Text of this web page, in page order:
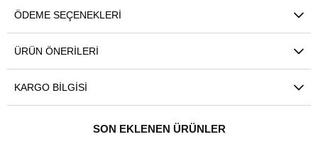
ÖDEME SEÇENEKLERI
ÜRÜN ÖNERILERI
KARGO BILGISI
SON EKLENEN ÜRÜNLER